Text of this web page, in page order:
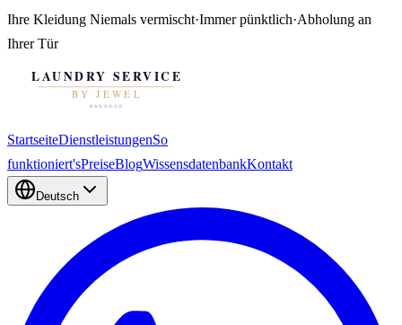
Ihre Kleidung Niemals vermischt·Immer pünktlich·Abholung an
Ihrer Tür
StartseiteDienstleistungenSo
funktioniert'sPreiseBlogWissensdatenbankKontakt
Deutsch